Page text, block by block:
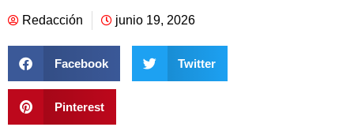
Redacción junio 19, 2026
Facebook Twitter
Pinterest